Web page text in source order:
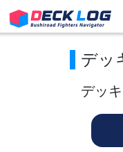
デッ
デッ